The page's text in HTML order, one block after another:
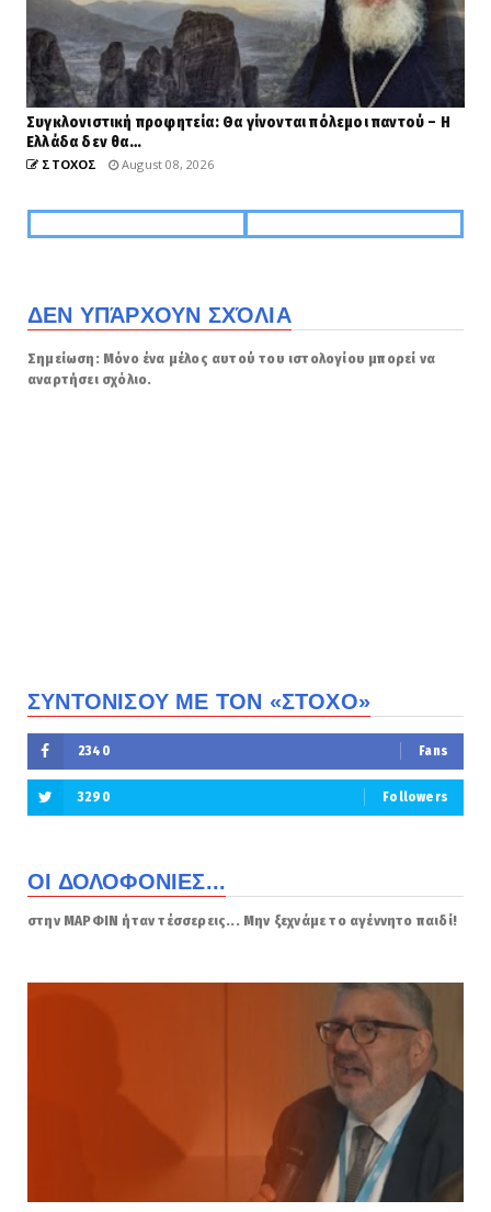
Συγκλονιστική προφητεία: Θα γίνονται πόλεμοι παντού – Η
Ελλάδα δεν θα…
ΣΤΟΧΟΣ August 08, 2026
ΔΕΝ ΥΠΆΡΧΟΥΝ ΣΧΌΛΙΑ
Σημείωση: Μόνο ένα μέλος αυτού του ιστολογίου μπορεί να
αναρτήσει σχόλιο.
ΣΥΝΤΟΝΙΣΟΥ ΜΕ ΤΟΝ «ΣΤΟΧΟ»
2340 Fans
3290 Followers
ΟΙ ΔΟΛΟΦΟΝΙΕΣ...
στην ΜΑΡΦΙΝ ήταν τέσσερεις... Μην ξεχνάμε το αγέννητο παιδί!